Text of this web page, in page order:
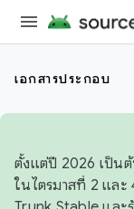
เอกสารประกอบ
ตั้งแต่ปี 2026 เป็นต้
ในไตรมาสที่ 2 และ